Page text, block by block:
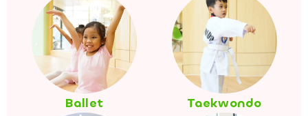
Ballet Taekwondo